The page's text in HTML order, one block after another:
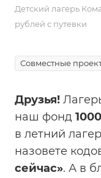
Детский лагерь
рублей с путевки
Совместные
Друзья!
наш фонд
в летний
назовете
сейчас». А в